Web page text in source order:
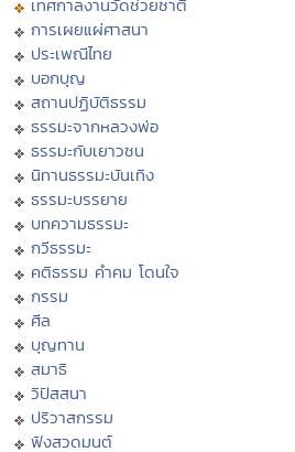
เทศกาลงานวัดช่วยชาติ
การเผยแผ่ศาสนา
ประเพณีไทย
บอกบุญ
สถานปฏิบัติธรรม
ธรรมะจากหลวงพ่อ
ธรรมะกับเยาวชน
นิทานธรรมะบันเทิง
ธรรมะบรรยาย
บทความธรรมะ
กวีธรรมะ
คติธรรม คำคม โดนใจ
กรรม
ศีล
บุญทาน
สมาธิ
วิปัสสนา
ปริวาสกรรม
ฟังสวดมนต์